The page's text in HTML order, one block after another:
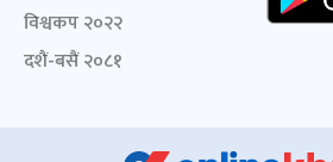
विश्वकप २०२२
दशैं-बसैं २०८१